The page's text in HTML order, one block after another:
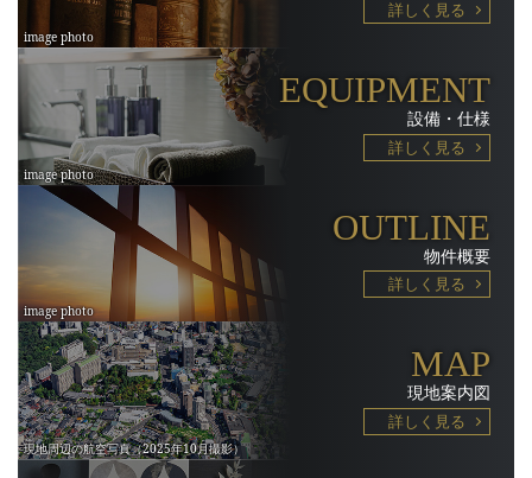
詳しく見る
EQUIPMENT
設備・仕様
詳しく見る
OUTLINE
物件概要
詳しく見る
MAP
現地案内図
詳しく見る